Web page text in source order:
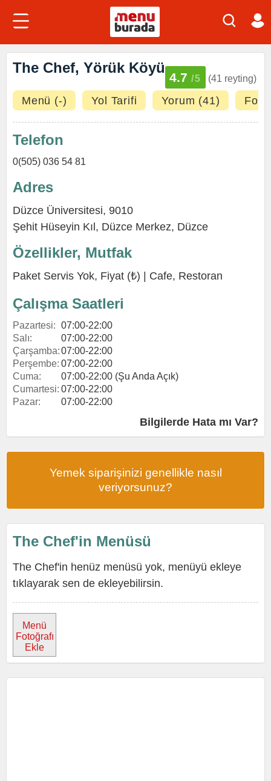
The Chef, Yörük Köyü
4.7 /5 (41 reyting)
Menü (-) Yol Tarifi Yorum (41)
Telefon
0(505) 036 54 81
Adres
Düzce Üniversitesi, 9010
Şehit Hüseyin Kıl, Düzce Merkez, Düzce
Özellikler, Mutfak
Paket Servis Yok, Fiyat (₺) | Cafe, Restoran
Çalışma Saatleri
Pazartesi: 07:00-22:00
Salı:
07:00-22:00
Çarşamba:07:00-22:00
Perşembe: 07:00-22:00
Cuma:
07:00-22:00 (Şu Anda Açık)
Cumartesi: 07:00-22:00
Pazar:
07:00-22:00
Bilgilerde Hata mı Var?
Yemek siparişinizi genellikle nasıl
veriyorsunuz?
The Chef'in Menüsü
The Chef'in henüz menüsü yok, menüyü ekleye
tıklayarak sen de ekleyebilirsin.
Menü
Fotoğrafı
Ekle